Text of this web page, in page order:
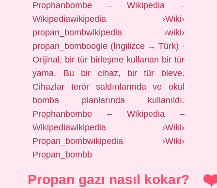
Prophanbombe – Wikipedia –
Wikipediawikipedia ›Wiki›
propan_bombwikipedia ›wiki›
propan_bomboogle (İngilizce → Türk) ·
Orijinal, bir tür birleşme kullanan bir tür
yama. Bu bir cihaz, bir tür bleve.
Cihazlar terör saldırılarında ve okul
bomba planlarında kullanıldı.
Prophanbombe – Wikipedia –
Wikipediawikipedia ›Wiki›
Propan_bombwikipedia ›Wiki›
Propan_bombb
Propan gazı nasıl kokar?